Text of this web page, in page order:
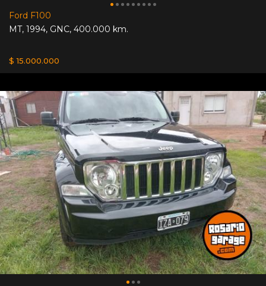
Ford F100
MT, 1994, GNC, 400.000 km.
$ 15.000.000